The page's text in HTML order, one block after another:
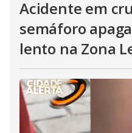
Acidente em
semáforo
lento na Zona